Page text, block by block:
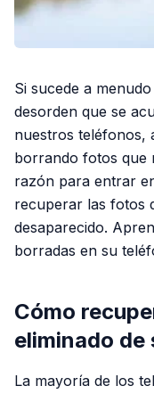
Si sucede a
desorden que se
nuestros teléfonos,
borrando fotos que
razón para entrar
recuperar las fotos
desaparecido.
borradas en su
Cómo
eliminado de
La mayoría de los